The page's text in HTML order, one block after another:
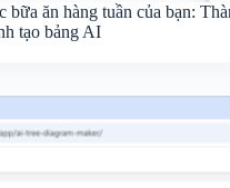
bữa ăn hàng tuần của bạn:
tạo bảng AI